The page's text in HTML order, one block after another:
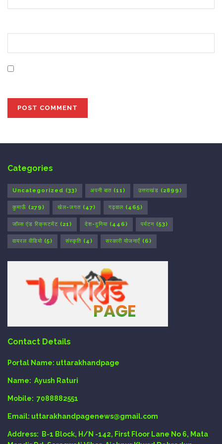
Categories
Uncategorized (33) अपनी बात (11) उत्तराखंड (2899)
कुमाऊँ (279) खेल-जगत (47) गढ़वाल (465)
जॉब्स एंड रिक्रूटमेंट (21) देश-दुनिया (446) पर्यटन (53)
वायरल वीडियो (5) संस्कृति (4) सरकारी योजनाएँ (6)
Contact Details
Portal Name: uttarakhandpage
Name: Ayush Raturi
Mobile: 7088882551
Email: uttarakhandpagenews@gmail.com
Address:
B-1 Block, H/N -142, First Floor Lane No 6, Mata